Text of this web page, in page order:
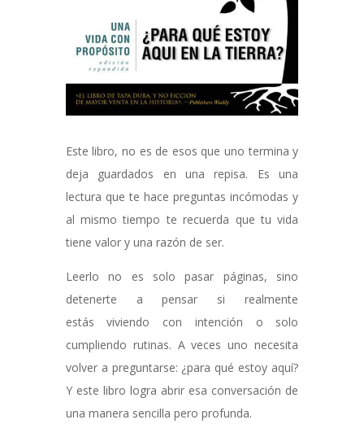
Este libro, no es de esos que uno termina y
deja guardados en una repisa. Es una
lectura que te hace preguntas incómodas y
al mismo tiempo te recuerda que tu vida
tiene valor y una razón de ser.
Leerlo no es solo pasar páginas, sino
detenerte a pensar si realmente
estás viviendo con intención o solo
cumpliendo rutinas. A veces uno necesita
volver a preguntarse: ¿para qué estoy aquí?
Y este libro logra abrir esa conversación de
una manera sencilla pero profunda.